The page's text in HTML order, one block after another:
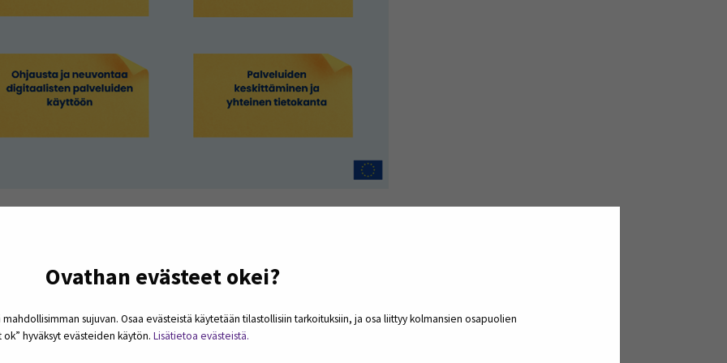
Ovathan evästeet okei?
sujuvan. Osaa evästeistä käytetään tilastollisiin tarkoituksiin, ja osa liittyy kolmansien osapuolien
hyväksyt evästeiden käytön. Lisätietoa evästeistä.
terveyden lukutaidon ratkaisut.
tiedottamisen ja tarjoamisen tulisikin opiskelijoiden mukaan olla selkokielistä ja
vaikea löytää tietotulvasta. Tärkeänä opiskelijat näkivätkin yleisesti luottamuksen luomisen